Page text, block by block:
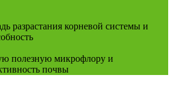
разрастания корневой системы и
полезную микрофлору и
почвы